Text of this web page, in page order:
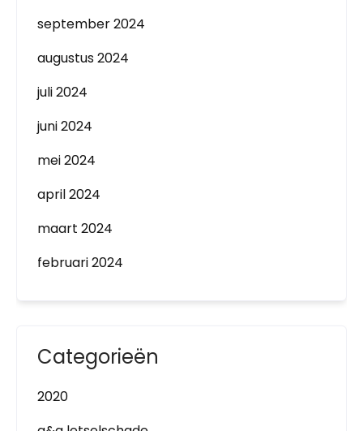
september 2024
augustus 2024
juli 2024
juni 2024
mei 2024
april 2024
maart 2024
februari 2024
Categorieën
2020